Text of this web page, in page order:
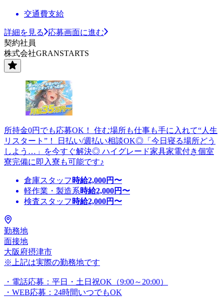
交通費支給
詳細を見る
応募画面に進む
契約社員
株式会社GRANSTARTS
所持金0円でも応募OK！ 住む場所も仕事も手に入れて“人生
リスタート”！ 日払い/週払い相談OK◎「今日寝る場所どう
しよう…」を今すぐ解決◎ ハイグレード家具家電付き個室
寮完備に即入寮も可能です♪
倉庫スタッフ 時給2,000円〜
軽作業・製造系時給2,000円〜
検査スタッフ 時給2,000円〜
勤務地
面接地
大阪府摂津市
※上記は実際の勤務地です
・電話応募：平日・土日祝OK（9:00～20:00）
・WEB応募：24時間いつでもOK